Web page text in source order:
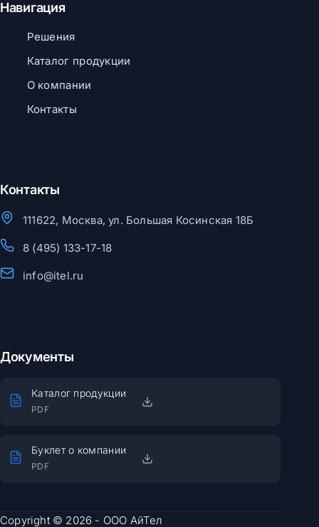
Навигация
Решения
Каталог продукции
О компании
Контакты
Контакты
111622, Москва, ул. Большая Косинская 18Б
8 (495) 133-17-18
info@itel.ru
Документы
Каталог продукции
PDF
Буклет о компании
PDF
Copyright © 2026 - ООО АйТел